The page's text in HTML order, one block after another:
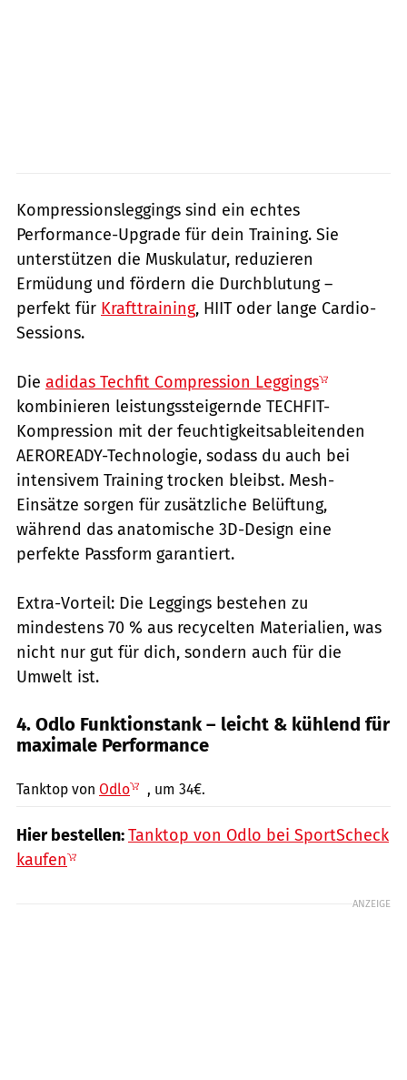
Kompressionsleggings sind ein echtes
Performance-Upgrade für dein Training. Sie
unterstützen die Muskulatur, reduzieren
Ermüdung und fördern die Durchblutung –
perfekt für Krafttraining, HIIT oder lange Cardio-
Sessions.
Die adidas Techfit Compression Leggings
kombinieren leistungssteigernde TECHFIT-
Kompression mit der feuchtigkeitsableitenden
AEROREADY-Technologie, sodass du auch bei
intensivem Training trocken bleibst. Mesh-
Einsätze sorgen für zusätzliche Belüftung,
während das anatomische 3D-Design eine
perfekte Passform garantiert.
Extra-Vorteil: Die Leggings bestehen zu
mindestens 70 % aus recycelten Materialien, was
nicht nur gut für dich, sondern auch für die
Umwelt ist.
4. Odlo Funktionstank – leicht & kühlend für
maximale Performance
Tanktop von Odlo , um 34€.
Hier bestellen:Tanktop von Odlo bei SportScheck
kaufen
ANZEIGE